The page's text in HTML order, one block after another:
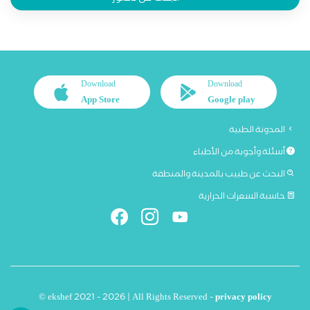
Download
Google play
Download
App Store
المدونة الطبية
أسئلة وأجوبة من الأطباء
البحث عن طبيب بالمدينة والمنطقة
حاسبة السعرات الحرارية
© ekshef 2021 - 2026 | All Rights Reserved -privacy policy